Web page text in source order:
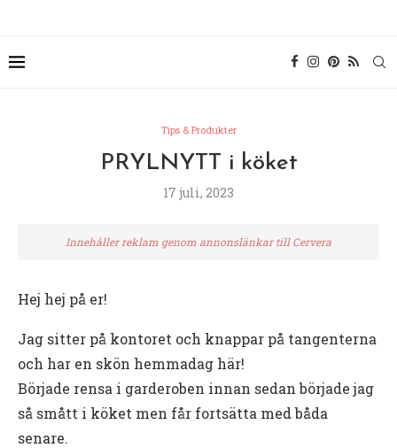
Tips & Produkter
PRYLNYTT i köket
17 juli, 2023
Innehåller reklam genom annonslänkar till Cervera
Hej hej på er!
Jag sitter på kontoret och knappar på tangenterna
och har en skön hemmadag här!
Började rensa i garderoben innan sedan började jag
så smått i köket men får fortsätta med båda
senare.